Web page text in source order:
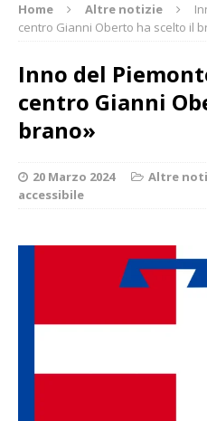
Home Altre notizie
centro Gianni Oberto ha scelto il
Inno del
centro Gianni
brano»
20 Marzo 2024 Altre
accessibile